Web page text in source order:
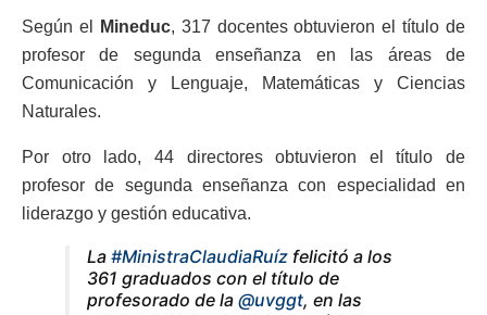
Según el Mineduc, 317 docentes obtuvieron el título de
profesor de segunda enseñanza en las áreas de
Comunicación y Lenguaje, Matemáticas y Ciencias
Naturales.
Por otro lado, 44 directores obtuvieron el título de
profesor de segunda enseñanza con especialidad en
liderazgo y gestión educativa.
La #MinistraClaudiaRuíz felicitó a los
361 graduados con el título de
profesorado de la @uvggt, en las